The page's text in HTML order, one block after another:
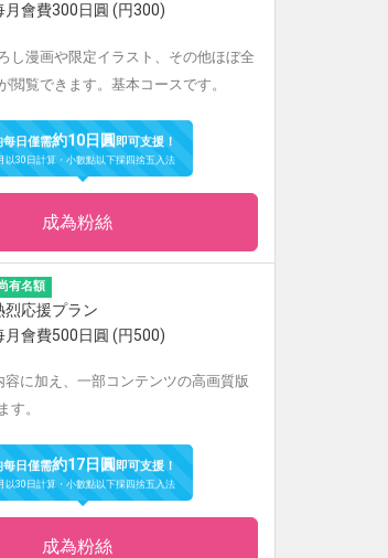
月會費300日圓 (円300)
し漫画や限定イラスト、その他ほぼ全
閲覧できます。基本コースです。
每日僅需約10日圓即可支援！
以30日計算・小數點以下採四捨五入法
成為粉絲
有名額
烈応援プラン
月會費500日圓 (円500)
容に加え、一部コンテンツの高画質版
す。
每日僅需約17日圓即可支援！
以30日計算・小數點以下採四捨五入法
成為粉絲